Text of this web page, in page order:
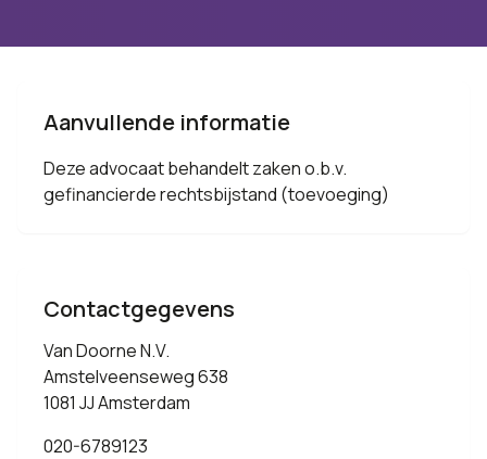
Aanvullende informatie
Deze advocaat behandelt zaken o.b.v.
gefinancierde rechtsbijstand (toevoeging)
Contactgegevens
Van Doorne N.V.
Amstelveenseweg 638
1081 JJ Amsterdam
020-6789123